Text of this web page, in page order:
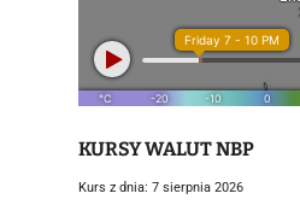
KURSY WALUT NBP
Kurs z dnia: 7 sierpnia 2026